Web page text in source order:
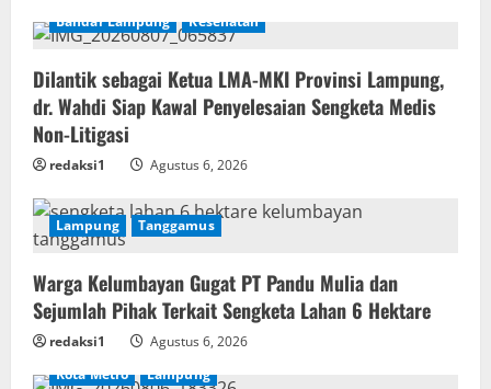
Bandar Lampung
Kesehatan
Dilantik sebagai Ketua LMA-MKI Provinsi Lampung,
dr. Wahdi Siap Kawal Penyelesaian Sengketa Medis
Non-Litigasi
redaksi1 Agustus 6, 2026
Lampung Tanggamus
Warga Kelumbayan Gugat PT Pandu Mulia dan
Sejumlah Pihak Terkait Sengketa Lahan 6 Hektare
redaksi1
Agustus 6, 2026
Kota Metro
Lampung